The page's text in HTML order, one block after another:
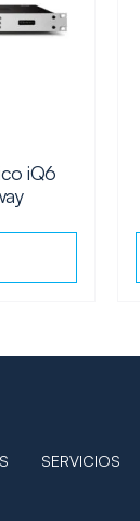
iQ6
SERVICIOS